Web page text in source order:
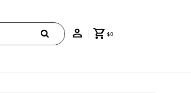
$0